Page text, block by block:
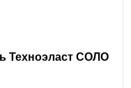
Техноэласт СОЛО